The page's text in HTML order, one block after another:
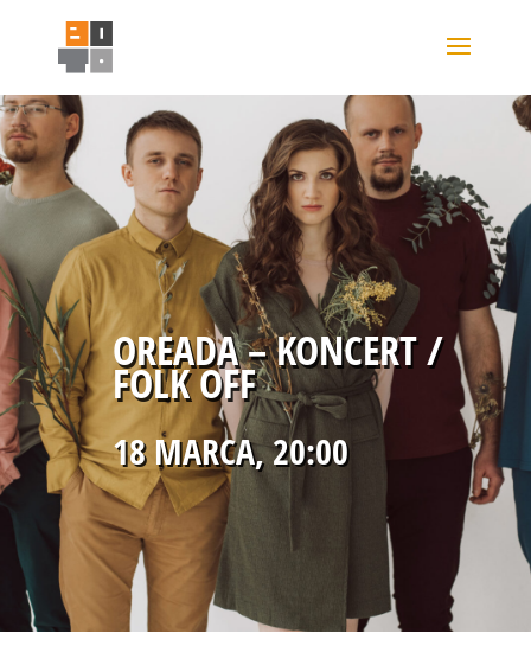
OREADA – KONCERT /
FOLK OFF
18 MARCA, 20:00